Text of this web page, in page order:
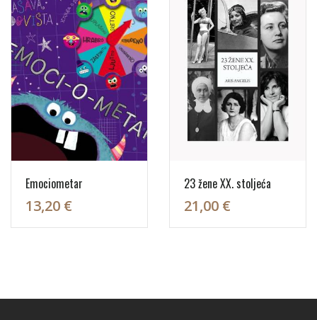
Emociometar
13,20 €
23 žene XX. stoljeća
21,00 €